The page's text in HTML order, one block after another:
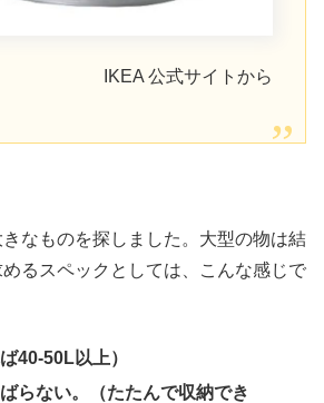
IKEA 公式サイトから
なものを探しました。大型の物は結
るスペックとしては、こんな感じで
40-50L以上）
らない。（たたんで収納でき